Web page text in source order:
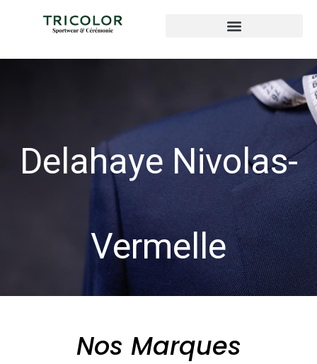
Delahaye Nivolas-
Vermelle
Nos Marques